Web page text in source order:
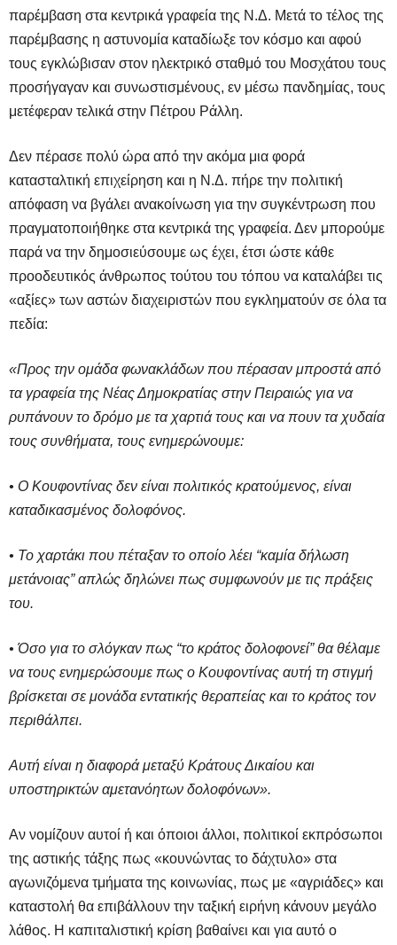
παρέμβαση στα κεντρικά γραφεία της Ν.Δ. Μετά το τέλος της
παρέμβασης η αστυνομία καταδίωξε τον κόσμο και αφού
τους εγκλώβισαν στον ηλεκτρικό σταθμό του Μοσχάτου τους
προσήγαγαν και συνωστισμένους, εν μέσω πανδημίας, τους
μετέφεραν τελικά στην Πέτρου Ράλλη.
Δεν πέρασε πολύ ώρα από την ακόμα μια φορά
κατασταλτική επιχείρηση και η Ν.Δ. πήρε την πολιτική
απόφαση να βγάλει ανακοίνωση για την συγκέντρωση που
πραγματοποιήθηκε στα κεντρικά της γραφεία. Δεν μπορούμε
παρά να την δημοσιεύσουμε ως έχει, έτσι ώστε κάθε
προοδευτικός άνθρωπος τούτου του τόπου να καταλάβει τις
«αξίες» των αστών διαχειριστών που εγκληματούν σε όλα τα
πεδία:
«Προς την ομάδα φωνακλάδων που πέρασαν μπροστά από
τα γραφεία της Νέας Δημοκρατίας στην Πειραιώς για να
ρυπάνουν το δρόμο με τα χαρτιά τους και να πουν τα χυδαία
τους συνθήματα, τους ενημερώνουμε:
• Ο Κουφοντίνας δεν είναι πολιτικός κρατούμενος, είναι
καταδικασμένος δολοφόνος.
• Το χαρτάκι που πέταξαν το οποίο λέει “καμία δήλωση
μετάνοιας” απλώς δηλώνει πως συμφωνούν με τις πράξεις
του.
• Όσο για το σλόγκαν πως “το κράτος δολοφονεί” θα θέλαμε
να τους ενημερώσουμε πως ο Κουφοντίνας αυτή τη στιγμή
βρίσκεται σε μονάδα εντατικής θεραπείας και το κράτος τον
περιθάλπει.
Αυτή είναι η διαφορά μεταξύ Κράτους Δικαίου και
υποστηρικτών αμετανόητων δολοφόνων».
Αν νομίζουν αυτοί ή και όποιοι άλλοι, πολιτικοί εκπρόσωποι
της αστικής τάξης πως «κουνώντας το δάχτυλο» στα
αγωνιζόμενα τμήματα της κοινωνίας, πως με «αγριάδες» και
καταστολή θα επιβάλλουν την ταξική ειρήνη κάνουν μεγάλο
λάθος. Η καπιταλιστική κρίση βαθαίνει και για αυτό ο